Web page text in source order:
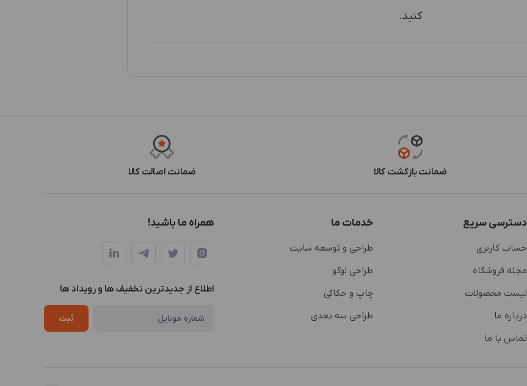
کنید.
ضمانت بازگشت کالا ضمانت اصالت کالا
دسترسی سریع
حساب کاربری
مجله فروشگاه
لیست محصولات
درباره ما
تماس با ما
خدمات ما
طراحی و توسعه سایت
طراحی لوگو
چاپ و حکاکی
طراحی سه بعدی
همراه ما باشید!
اطلاع از جدیدترین تخفیف ها و رویداد ها
ثبت